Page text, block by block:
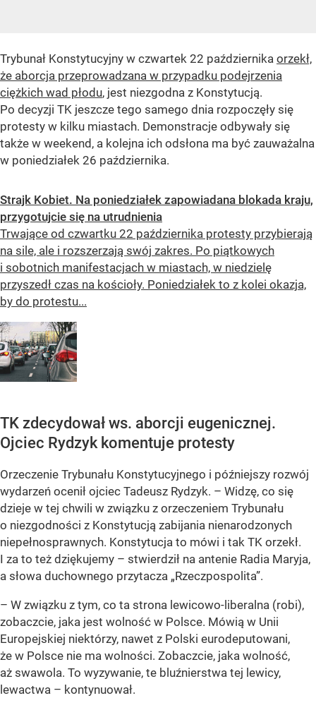
Trybunał Konstytucyjny w czwartek 22 października orzekł,
że aborcja przeprowadzana w przypadku podejrzenia
ciężkich wad płodu, jest niezgodna z Konstytucją.
Po decyzji TK jeszcze tego samego dnia rozpoczęły się
protesty w kilku miastach. Demonstracje odbywały się
także w weekend, a kolejna ich odsłona ma być zauważalna
w poniedziałek 26 października.
Strajk Kobiet. Na poniedziałek zapowiadana blokada kraju,
przygotujcie się na utrudnienia
Trwające od czwartku 22 października protesty przybierają
na sile, ale i rozszerzają swój zakres. Po piątkowych
i sobotnich manifestacjach w miastach, w niedzielę
przyszedł czas na kościoły. Poniedziałek to z kolei okazja,
by do protestu...
TK zdecydował ws. aborcji eugenicznej.
Ojciec Rydzyk komentuje protesty
Orzeczenie Trybunału Konstytucyjnego i późniejszy rozwój
wydarzeń ocenił ojciec Tadeusz Rydzyk. – Widzę, co się
dzieje w tej chwili w związku z orzeczeniem Trybunału
o niezgodności z Konstytucją zabijania nienarodzonych
niepełnosprawnych. Konstytucja to mówi i tak TK orzekł.
I za to też dziękujemy – stwierdził na antenie Radia Maryja,
a słowa duchownego przytacza „Rzeczpospolita”.
– W związku z tym, co ta strona lewicowo-liberalna (robi),
zobaczcie, jaka jest wolność w Polsce. Mówią w Unii
Europejskiej niektórzy, nawet z Polski eurodeputowani,
że w Polsce nie ma wolności. Zobaczcie, jaka wolność,
aż swawola. To wyzywanie, te bluźnierstwa tej lewicy,
lewactwa – kontynuował.